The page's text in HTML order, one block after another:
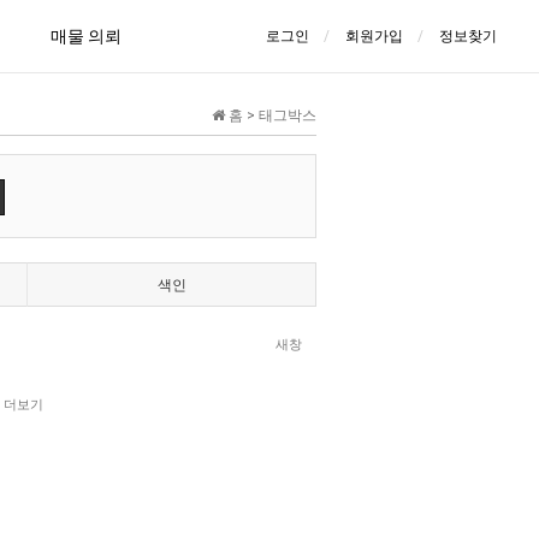
로그인 회원가입 정보찾기
매물 의뢰
홈 > 태그박스
색인
새창
더보기